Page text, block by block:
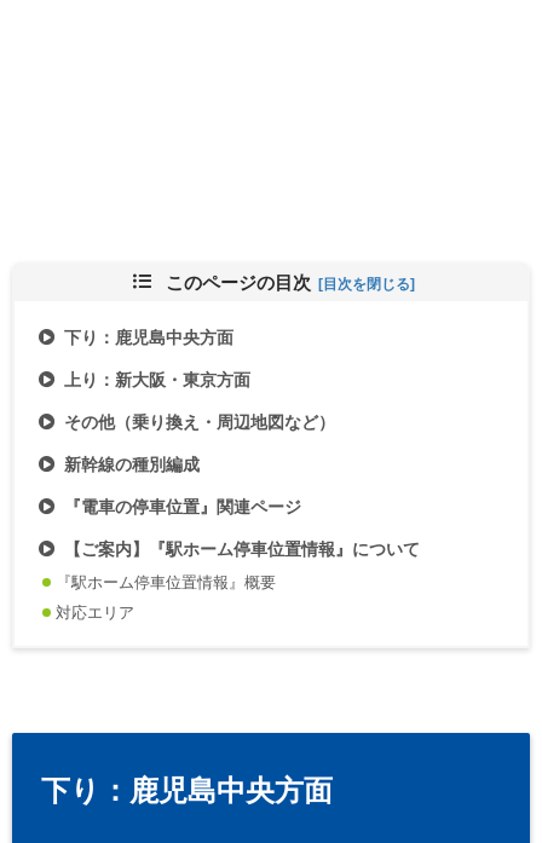
このページの目次
下り：鹿児島中央方面
上り：新大阪・東京方面
その他（乗り換え・周辺地図など）
新幹線の種別編成
『電車の停車位置』関連ページ
【ご案内】『駅ホーム停車位置情報』について
『駅ホーム停車位置情報』概要
対応エリア
下り：鹿児島中央方面